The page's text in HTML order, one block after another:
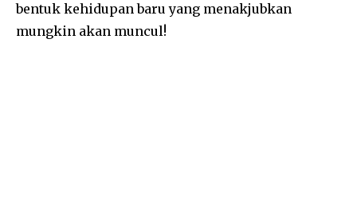
bentuk kehidupan baru yang menakjubkan
mungkin akan muncul!